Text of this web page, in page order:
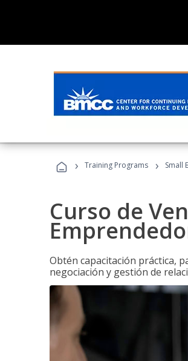
› Training Programs › Small
Curso de
Obtén capacitación práctica,
negociación y gestión de